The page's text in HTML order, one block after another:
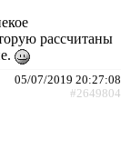
рассчитаны
05/07/2019 20:27:08
#2649804